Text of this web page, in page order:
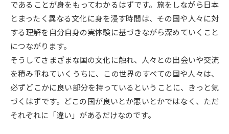
併願校選び 受験スケジュールを立てよう
先輩が入学を決めた理由
新生活お役立ちガイド
学問発見
であることが身をもってわかるはずです。旅をしながら日本
とまったく異なる文化に身を浸す時間は、その国や人々に対
する理解を自分自身の実体験に基づきながら深めていくこと
につながります。
そうしてさまざまな国の文化に触れ、人々との出会いや交流
を積み重ねていくうちに、この世界のすべての国や人々は、
必ずどこかに良い部分を持っているということに、きっと気
づくはずです。どこの国が良いとか悪いとかではなく、ただ
それぞれに「違い」があるだけなのです。